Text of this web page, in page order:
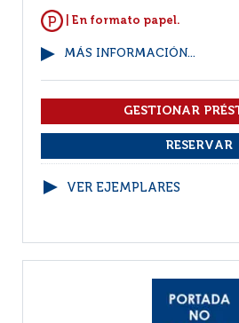
| En formato papel.
MÁS INFORMACIÓN...
VER EJEMPLARES